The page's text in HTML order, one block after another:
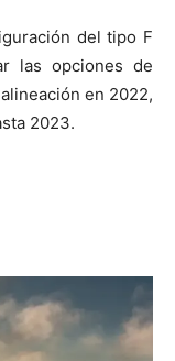
del tipo F
las opciones de
en 2022,
2023.